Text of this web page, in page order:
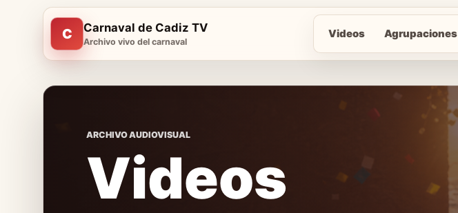
C Carnaval de Cadiz TV
Archivo vivo del carnaval
Videos Agrupaciones
ARCHIVO AUDIOVISUAL
Videos